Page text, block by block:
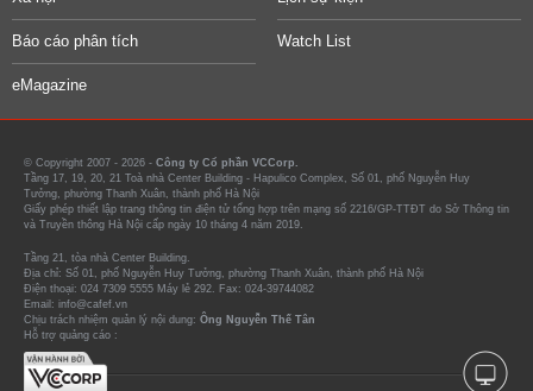
Báo cáo phân tích Watch List
eMagazine
© Copyright 2007 - 2026 - Công ty Cổ phần VCCorp.
Tầng 17, 19, 20, 21 Toà nhà Center Building - Hapulico Complex, Số 01, phố Nguyễn Huy
Tưởng, phường Thanh Xuân, thành phố Hà Nội
Giấy phép thiết lập trang thông tin điện tử tổng hợp trên mạng số 2216/GP-TTĐT do Sở Thông tin
và Truyền thông Hà Nội cấp ngày 10 tháng 4 năm 2019.
Tầng 21, tòa nhà Center Building.
Địa chỉ: Số 01, phố Nguyễn Huy Tưởng, phường Thanh Xuân, thành phố Hà Nội
Điện thoại: 024 7309 5555 Máy lẻ 292. Fax: 024-39744082
Email: info@cafef.vn
Chịu trách nhiệm quản lý nội dung: Ông Nguyễn Thế Tân
Hỗ trợ quảng cáo :